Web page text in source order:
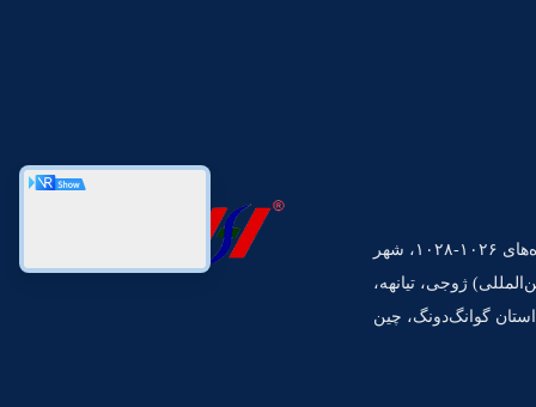
در خیابان دهم، شماره‌های ۱۰۲۶-۱۰۲۸، شهر
ژوجی، تیانهه،
استان گوانگ‌دونگ، چین